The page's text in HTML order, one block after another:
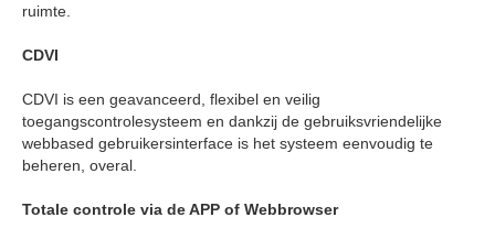
ruimte.
CDVI
CDVI is een geavanceerd, flexibel en veilig
toegangscontrolesysteem en dankzij de gebruiksvriendelijke
webbased gebruikersinterface is het systeem eenvoudig te
beheren, overal.
Totale controle via de APP of Webbrowser